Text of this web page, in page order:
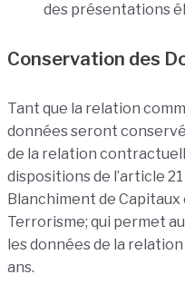
des présentations
Conservation des
Tant que la relation
données seront
de la relation
dispositions de l’article
Blanchiment de
Terrorisme; qui permet
les données de la
ans.